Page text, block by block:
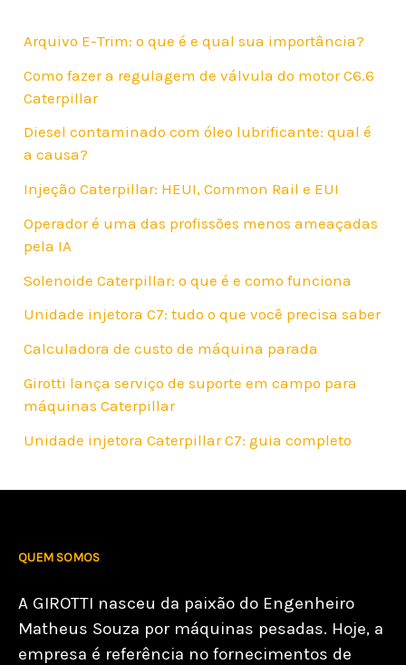
Arquivo E-Trim: o que é e qual sua importância?
Como fazer a regulagem de válvula do motor C6.6
Caterpillar
Diesel contaminado com óleo lubrificante: qual é
a causa?
Injeção Caterpillar: HEUI, Common Rail e EUI
Operador é uma das profissões menos ameaçadas
pela IA
Solenoide Caterpillar: o que é e como funciona
Unidade injetora C7: tudo o que você precisa saber
Calculadora de custo de máquina parada
Girotti lança serviço de suporte em campo para
máquinas Caterpillar
Unidade injetora Caterpillar C7: guia completo
QUEM SOMOS
A GIROTTI nasceu da paixão do Engenheiro
Matheus Souza por máquinas pesadas. Hoje, a
empresa é referência no fornecimentos de